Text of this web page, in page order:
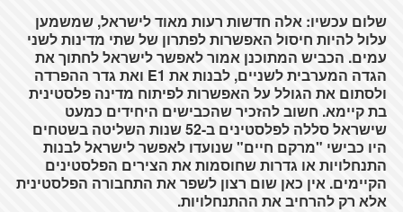
שלום עכשיו: אלה חדשות רעות מאוד לישראל, שמשמען
עלול להיות חיסול האפשרות לפתרון של שתי מדינות לשני
עמים. הכביש המתוכנן אמור לאפשר לישראל לחתוך את
הגדה המערבית לשניים, לבנות את E1 ואת גדר ההפרדה
ולסתום את הגולל על האפשרות לפיתוח מדינה פלסטינית
בת קיימא. חשוב להזכיר שהכבישים היחידים כמעט
שישראל סללה לפלסטינים ב-52 שנות השליטה בשטחים
היו כבישי "מרקם חיים" שנועדו לאפשר לישראל לבנות
התנחלויות או גדרות שחוסמות את הצירים הפלסטינים
הקיימים. אין כאן שום רצון לשפר את התחבורה הפלסטינית
אלא רק להרחיב את ההתנחלויות.